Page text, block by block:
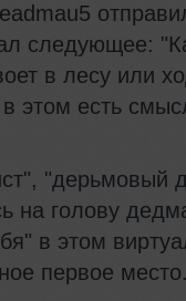
следующее:
в лесу или
этом есть
"дерьмовый
на голову
в этом
первое